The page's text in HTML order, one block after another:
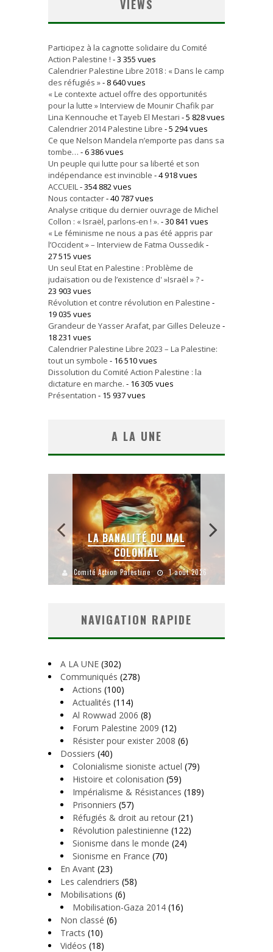
VIEWS
Participez à la cagnotte solidaire du Comité
Action Palestine ! - 3 355 vues
Calendrier Palestine Libre 2018 : « Dans le camp
des réfugiés »- 8 640 vues
« Le contexte actuel offre des opportunités
pour la lutte » Interview de Mounir Chafik par
Lina Kennouche et Tayeb El Mestari - 5 828 vues
Calendrier 2014 Palestine Libre - 5 294 vues
Ce que Nelson Mandela n’emporte pas dans sa
tombe… - 6 386 vues
Un peuple qui lutte pour sa liberté et son
indépendance est invincible - 4 918 vues
ACCUEIL - 354 882 vues
Nous contacter- 40 787 vues
Analyse critique du dernier ouvrage de Michel
Collon : « Israël, parlons-en ! ». - 30 841 vues
« Le féminisme ne nous a pas été appris par
l’Occident » – Interview de Fatma Oussedik -
27 515 vues
Un seul Etat en Palestine : Problème de
judaïsation ou de l’existence d' »Israël » ?-
23 903 vues
Révolution et contre révolution en Palestine -
19 035 vues
Grandeur de Yasser Arafat, par Gilles Deleuze -
18 231 vues
Calendrier Palestine Libre 2023 – La Palestine:
tout un symbole - 16 510 vues
Dissolution du Comité Action Palestine : la
dictature en marche. - 16 305 vues
Présentation - 15 937 vues
A LA UNE
LA BANALITÉ DU MAL
COLONIAL
Comité Action Palestine 1 août 2026
NAVIGATION RAPIDE
A LA UNE (302)
Communiqués (278)
Actions (100)
Actualités (114)
Al Rowwad 2006 (8)
Forum Palestine 2009 (12)
Résister pour exister 2008 (6)
Dossiers (40)
Colonialisme sioniste actuel (79)
Histoire et colonisation (59)
Impérialisme & Résistances (189)
Prisonniers (57)
Réfugiés & droit au retour (21)
Révolution palestinienne (122)
Sionisme dans le monde (24)
Sionisme en France (70)
En Avant (23)
Les calendriers (58)
Mobilisations (6)
Mobilisation-Gaza 2014 (16)
Non classé (6)
Tracts (10)
Vidéos (18)